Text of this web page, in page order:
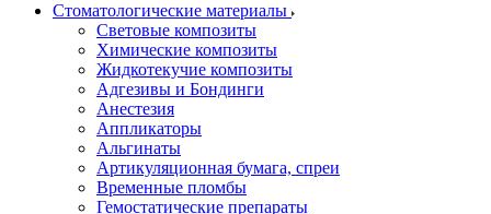
Стоматологические материалы
Световые композиты
Химические композиты
Жидкотекучие композиты
Адгезивы и Бондинги
Анестезия
Аппликаторы
Альгинаты
Артикуляционная бумага, спреи
Временные пломбы
Гемостатические препараты